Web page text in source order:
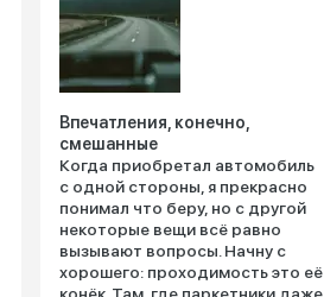
Впечатления, конечно,
смешанные
Когда приобретал автомобиль
с одной стороны, я прекрасно
понимал что беру, но с другой
некоторые вещи всё равно
вызывают вопросы. Начну с
хорошего: проходимость это её